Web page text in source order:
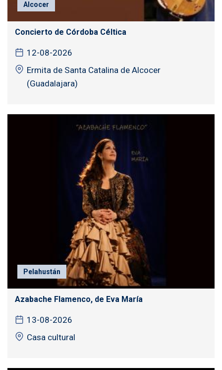
Alcocer
Concierto de Córdoba Céltica
12-08-2026
Ermita de Santa Catalina de Alcocer
(Guadalajara)
Pelahustán
Azabache Flamenco, de Eva María
13-08-2026
Casa cultural